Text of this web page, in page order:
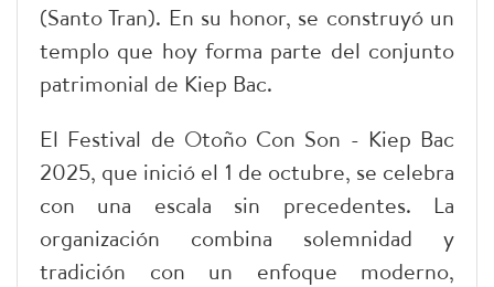
(Santo Tran). En su honor, se construyó un
templo que hoy forma parte del conjunto
patrimonial de Kiep Bac.
El Festival de Otoño Con Son - Kiep Bac
2025, que inició el 1 de octubre, se celebra
con una escala sin precedentes. La
organización combina solemnidad y
tradición con un enfoque moderno,